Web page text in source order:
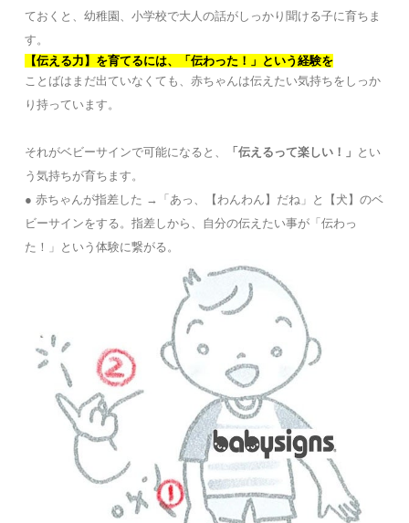
ておくと、幼稚園、小学校で大人の話がしっかり聞ける子に育ちま
す。
【伝える力】を育てるには、「伝わった！」という経験を
ことばはまだ出ていなくても、赤ちゃんは伝えたい気持ちをしっか
り持っています。
それがベビーサインで可能になると、 「伝えるって楽しい！」 とい
う気持ちが育ちます。
● 赤ちゃんが指差した →「あっ、【わんわん】だね」と【犬】のベ
ビーサインをする。指差しから、自分の伝えたい事が「伝わっ
た！」という体験に繋がる。